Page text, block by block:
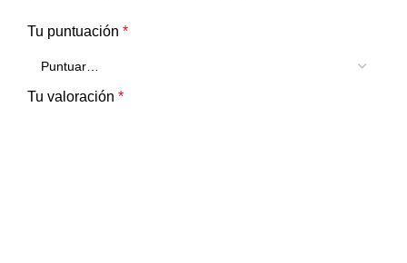
Tu puntuación *
Tu valoración *